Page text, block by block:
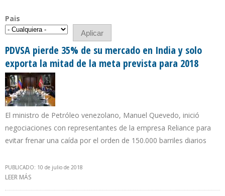
Pais
PDVSA pierde 35% de su mercado en India y solo
exporta la mitad de la meta prevista para 2018
El ministro de Petróleo venezolano, Manuel Quevedo, inició
negociaciones con representantes de la empresa Reliance para
evitar frenar una caída por el orden de 150.000 barriles diarios
PUBLICADO: 10 de julio de 2018
LEER MÁS